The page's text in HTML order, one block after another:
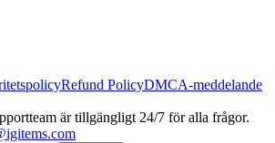
Refund PolicyDMCA-meddelande
är tillgängligt 24/7 för alla frågor.